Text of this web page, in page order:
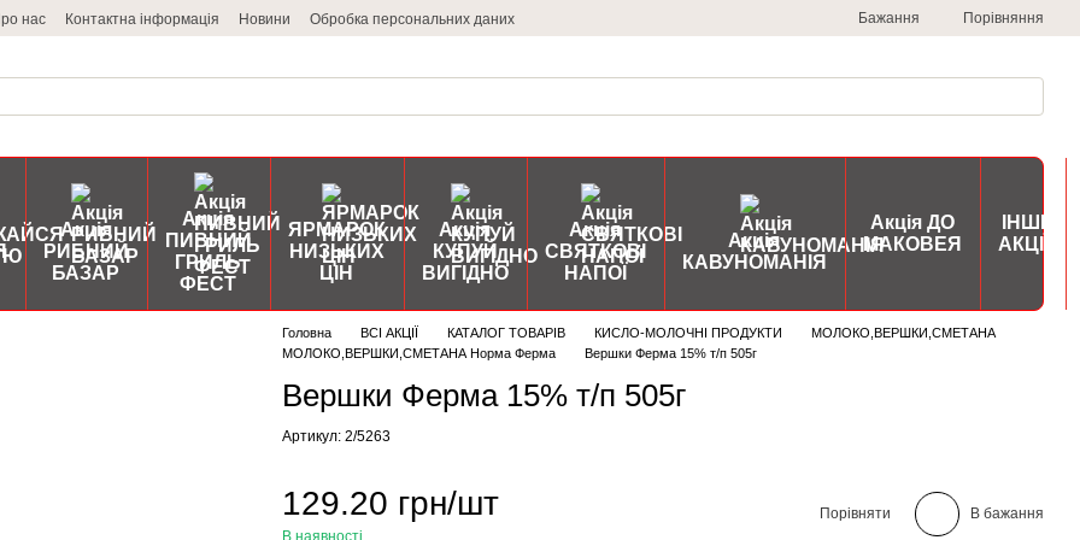
нас Контактна інформація Новини Обробка персональних даних Бажання Порівняння
Акція
РИБНИЙ
БАЗАР
Акція
ПИВНИЙ
ГРИЛЬ
ФЕСТ
ЯРМАРОК
НИЗЬКИХ
ЦІН
Акція
КУПУЙ
ВИГІДНО
Акція
СВЯТКОВІ
НАПОЇ
Акція
КАВУНОМАНІЯ
Акція ДО
МАКОВЕЯ
ІНШІ
АКЦІЇ
Головна ВСІ АКЦІЇ КАТАЛОГ ТОВАРІВ КИСЛО-МОЛОЧНІ ПРОДУКТИ
МОЛОКО,ВЕРШКИ,СМЕТАНА
МОЛОКО,ВЕРШКИ,СМЕТАНА Норма Ферма
Вершки Ферма 15% т/п 505г
Вершки Ферма 15% т/п 505г
Артикул: 2/5263
129.20 грн/шт
В наявності
Порівняти В бажання